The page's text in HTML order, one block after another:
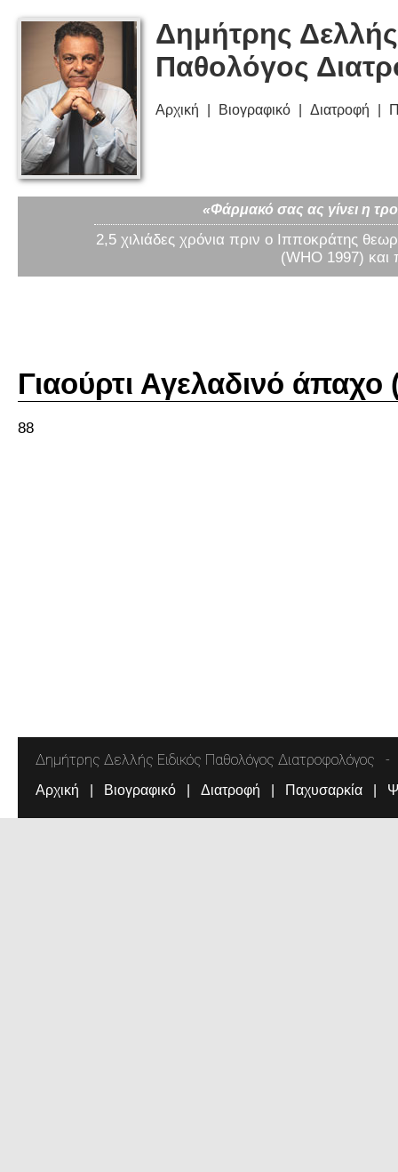
Δημήτρης
Παθολόγος
Αρχική Βιογραφικό Διατροφή
«Φάρμακό σας ας γίνει η
2,5 χιλιάδες χρόνια πριν ο Ιπποκράτης
(WHO 1997) και
Γιαούρτι Αγελαδινό άπαχο
88
Δημήτρης Δελλής Ειδικός Παθολόγος Διατροφολόγος
Αρχική Βιογραφικό Διατροφή Παχυσαρκία